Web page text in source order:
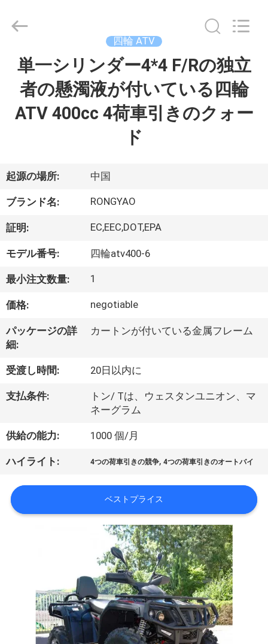
プ
ク
ト
私
達
つ
い
て
工
場
旅
品
Shanghai
Rongyao
Reserved.
四輪 ATV
単一シリンダー4*4 F/Rの独立
者の懸濁液が付いている四輪
ATV 400cc 4荷車引きのクォー
ド
起源の場所: 中国
ブランド名: RONGYAO
証明: EC,EEC,DOT,EPA
モデル番号: 四輪atv400-6
最小注文数量: 1
価格: negotiable
パッケージの詳
細:
カートンが付いている金属フレーム
受渡し時間: 20日以内に
支払条件:
トン/ Tは、ウェスタンユニオン、マ
ネーグラム
供給の能力: 1000 個/月
ハイライト: 4つの荷車引きの競争,4つの荷車引きのオートバイ
ベストプライス